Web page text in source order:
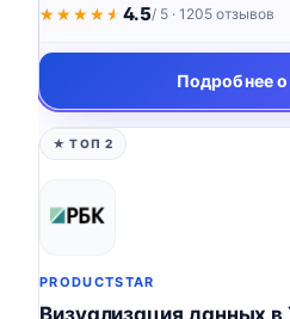
★★★★★
★★★★★ 4.5/ 5 · 1205 отзывов
Подробнее о
★ ТОП 2
PRODUCTSTAR
Визуализация данных